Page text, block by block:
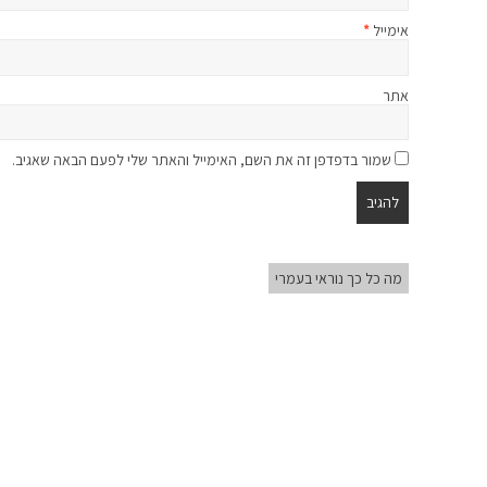
אימייל *
אתר
שמור בדפדפן זה את השם, האימייל והאתר שלי לפעם הבאה שאגיב.
מה כל כך נוראי בעמרי